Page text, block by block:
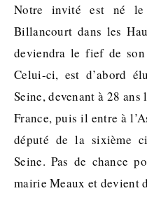
Notre invité est né
Billancourt dans les
deviendra le fief de
Celui-ci, est d’abord
Seine, devenant à 28 ans
France, puis il entre à
député de la sixième
Seine. Pas de chance
mairie Meaux et devient